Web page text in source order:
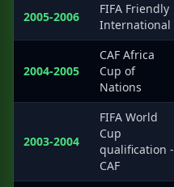
2005-2006
FIFA Friendly
International
2004-2005
CAF Africa
Cup of
Nations
2003-2004
FIFA World
Cup
qualification -
CAF